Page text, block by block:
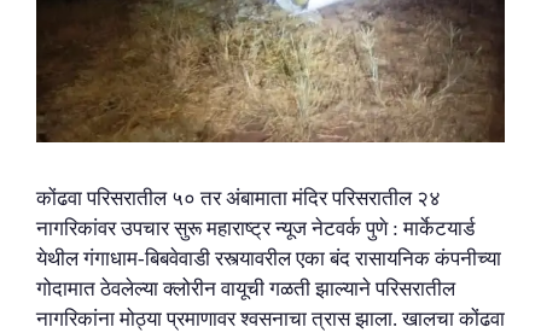
कोंढवा परिसरातील ५० तर अंबामाता मंदिर परिसरातील २४
नागरिकांवर उपचार सुरू महाराष्ट्र न्यूज नेटवर्क पुणे : मार्केटयार्ड
येथील गंगाधाम-बिबवेवाडी रस्त्यावरील एका बंद रासायनिक कंपनीच्या
गोदामात ठेवलेल्या क्लोरीन वायूची गळती झाल्याने परिसरातील
नागरिकांना मोठ्या प्रमाणावर श्वसनाचा त्रास झाला. खालचा कोंढवा